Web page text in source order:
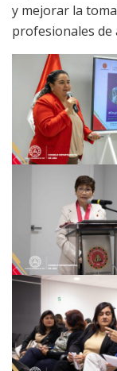
y mejorar la
profesionales de